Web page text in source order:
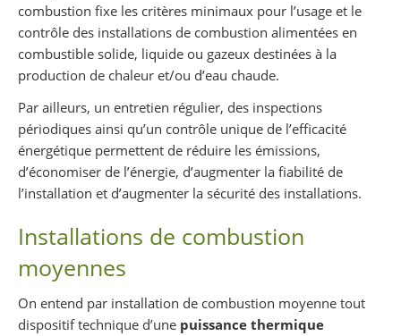
combustion fixe les critères minimaux pour l’usage et le
contrôle des installations de combustion alimentées en
combustible solide, liquide ou gazeux destinées à la
production de chaleur et/ou d’eau chaude.
Par ailleurs, un entretien régulier, des inspections
périodiques ainsi qu’un contrôle unique de l’efficacité
énergétique permettent de réduire les émissions,
d’économiser de l’énergie, d’augmenter la fiabilité de
l’installation et d’augmenter la sécurité des installations.
Installations de combustion
moyennes
On entend par installation de combustion moyenne tout
dispositif technique d’une puissance thermique